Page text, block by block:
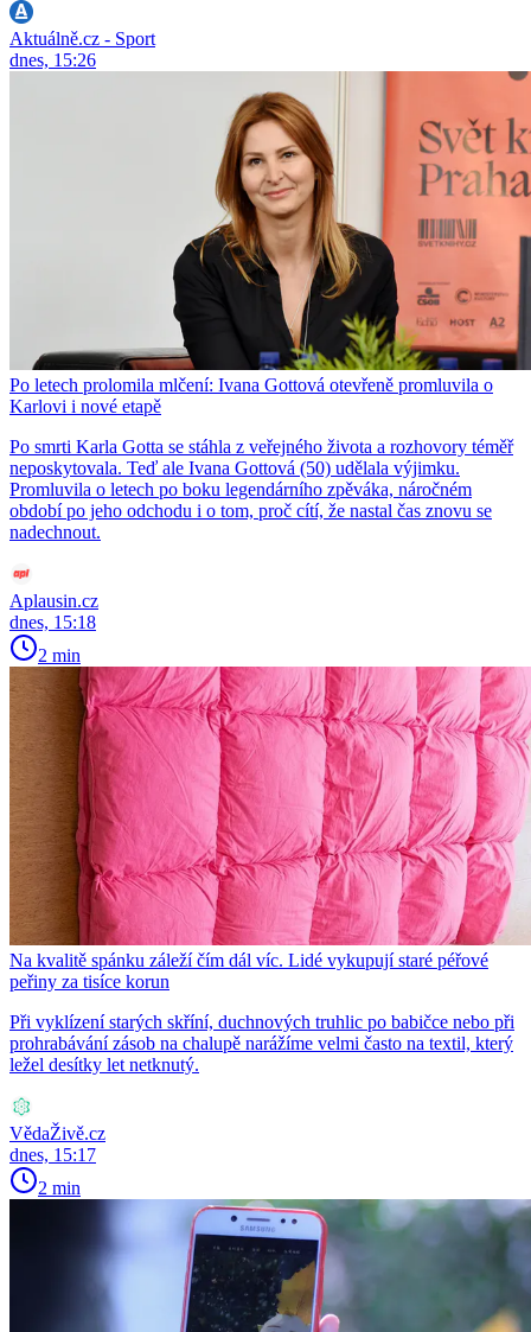
Aktuálně.cz - Sport
dnes, 15:26
Po letech prolomila mlčení: Ivana Gottová otevřeně promluvila o
Karlovi i nové etapě
Po smrti Karla Gotta se stáhla z veřejného života a rozhovory téměř
neposkytovala. Teď ale Ivana Gottová (50) udělala výjimku.
Promluvila o letech po boku legendárního zpěváka, náročném
období po jeho odchodu i o tom, proč cítí, že nastal čas znovu se
nadechnout.
Aplausin.cz
dnes, 15:18
2 min
Na kvalitě spánku záleží čím dál víc. Lidé vykupují staré péřové
peřiny za tisíce korun
Při vyklízení starých skříní, duchnových truhlic po babičce nebo při
prohrabávání zásob na chalupě narážíme velmi často na textil, který
ležel desítky let netknutý.
VědaŽivě.cz
dnes, 15:17
2 min